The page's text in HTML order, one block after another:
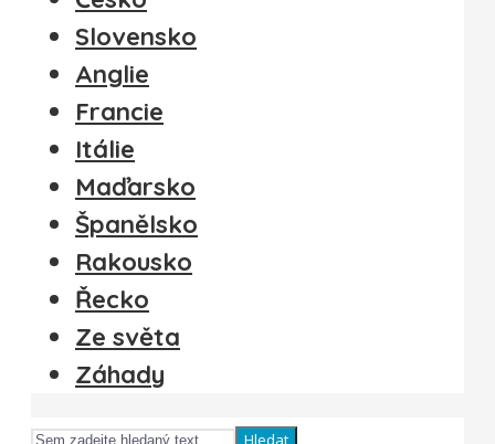
Slovensko
Anglie
Francie
Itálie
Maďarsko
Španělsko
Rakousko
Řecko
Ze světa
Záhady
Hledat